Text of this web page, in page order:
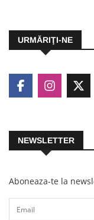
URMĂRIŢI-NE
NEWSLETTER
Aboneaza-te la